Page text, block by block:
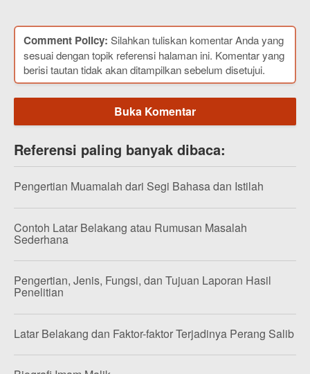
Comment Policy: Silahkan tuliskan komentar Anda yang
sesuai dengan topik referensi halaman ini. Komentar yang
berisi tautan tidak akan ditampilkan sebelum disetujui.
Buka Komentar
Referensi paling banyak dibaca:
Pengertian Muamalah dari Segi Bahasa dan Istilah
Contoh Latar Belakang atau Rumusan Masalah
Sederhana
Pengertian, Jenis, Fungsi, dan Tujuan Laporan Hasil
Penelitian
Latar Belakang dan Faktor-faktor Terjadinya Perang Salib